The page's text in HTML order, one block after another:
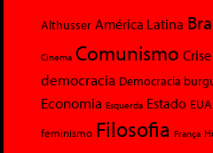
Althusser América Latina
Cinema Comunismo Crise
democracia Democracia
Economia Esquerda Estado EUA
feminismo Filosofia França